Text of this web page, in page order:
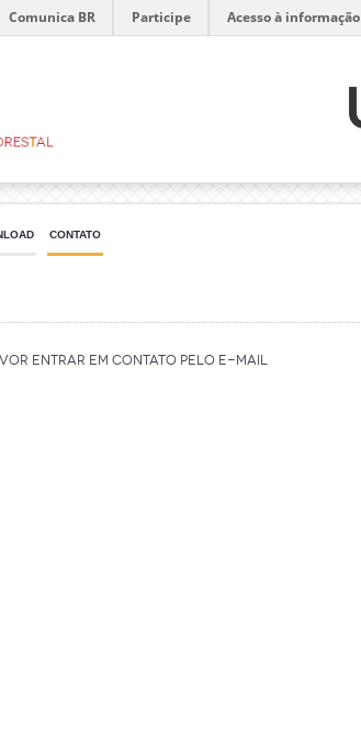
Comunica BR Participe Acesso à informação
CONTATO
favor entrar em contato pelo E-Mail